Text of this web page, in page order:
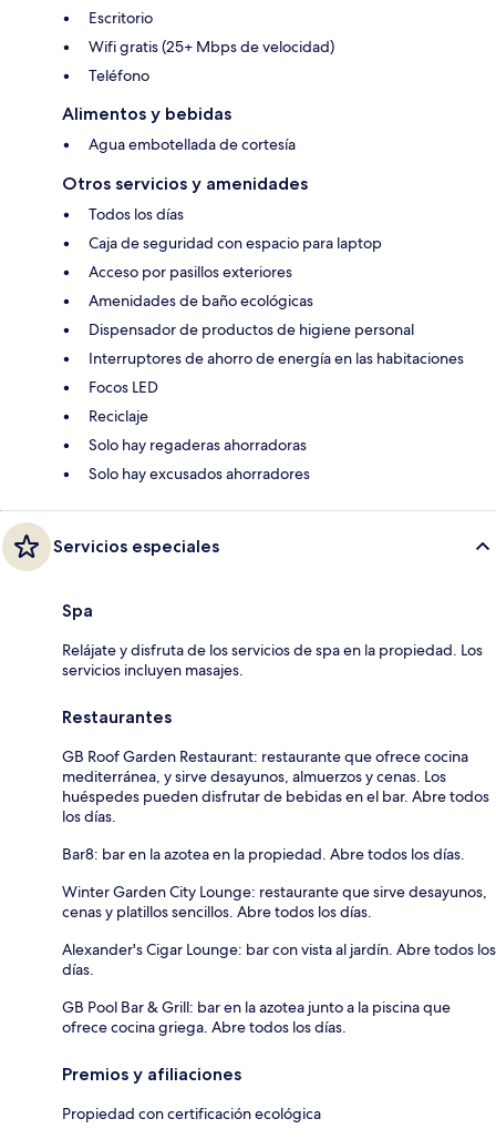
Escritorio
Wifi gratis (25+ Mbps de velocidad)
Teléfono
Alimentos y bebidas
Agua embotellada de cortesía
Otros servicios y amenidades
Todos los días
Caja de seguridad con espacio para laptop
Acceso por pasillos exteriores
Amenidades de baño ecológicas
Dispensador de productos de higiene personal
Interruptores de ahorro de energía en las habitaciones
Focos LED
Reciclaje
Solo hay regaderas ahorradoras
Solo hay excusados ahorradores
Servicios especiales
Spa
Relájate y disfruta de los servicios de spa en la propiedad. Los
servicios incluyen masajes.
Restaurantes
GB Roof Garden Restaurant: restaurante que ofrece cocina
mediterránea, y sirve desayunos, almuerzos y cenas. Los
huéspedes pueden disfrutar de bebidas en el bar. Abre todos
los días.
Bar8: bar en la azotea en la propiedad. Abre todos los días.
Winter Garden City Lounge: restaurante que sirve desayunos,
cenas y platillos sencillos. Abre todos los días.
Alexander's Cigar Lounge: bar con vista al jardín. Abre todos los
días.
GB Pool Bar & Grill: bar en la azotea junto a la piscina que
ofrece cocina griega. Abre todos los días.
Premios y afiliaciones
Propiedad con certificación ecológica